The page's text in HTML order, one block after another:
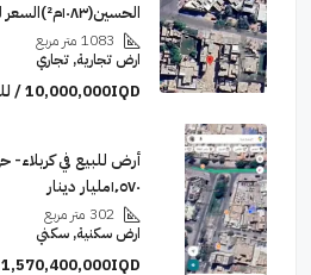
الحسين(١٠٨٣م²)السعر للمتر ١٠مليون دينار
1083 متر مربع
ارض تجارية, تجاري
10,000,000IQD / للمتر
١٬٥٧٠مليار دينار
302 متر مربع
ارض سكنية, سكني
1,570,400,000IQD